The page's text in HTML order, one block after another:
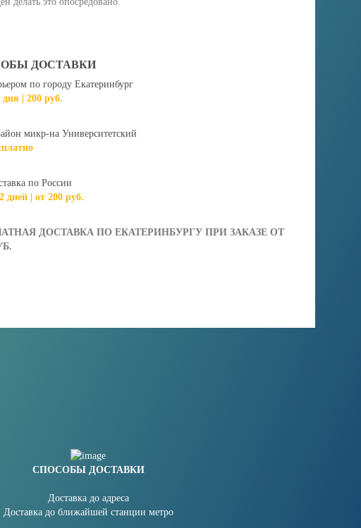
ДОСТАВКИ
по городу Екатеринбург
дня | 200 руб.
микр-на Университетский
по России
дней | от 200 руб.
ДОСТАВКА ПО ЕКАТЕРИНБУРГУ ПРИ ЗАКАЗЕ ОТ
СПОСОБЫ ДОСТАВКИ
Доставка до адреса
Доставка до ближайшей станции метро